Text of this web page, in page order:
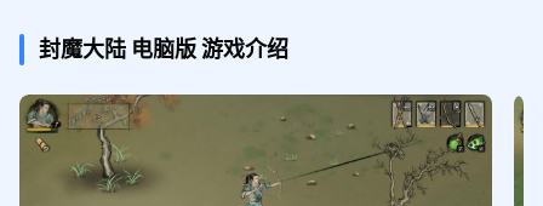
封魔大陆 电脑版游戏介绍